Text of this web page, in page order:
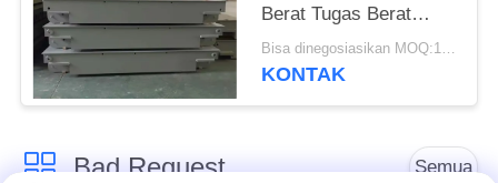
Berat Tugas Berat
Yayasan Dangkal
Bisa dinegosiasikan MOQ:1 Set
KONTAK
Bad Request Semua